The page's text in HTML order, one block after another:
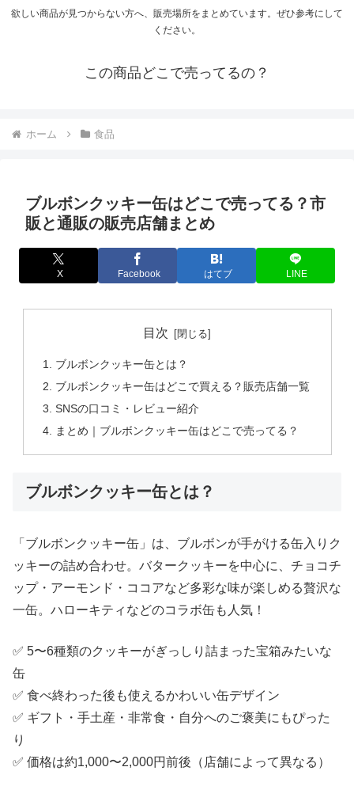
欲しい商品が見つからない方へ、販売場所をまとめています。ぜひ参考にして
ください。
この商品どこで売ってるの？
ホーム 食品
ブルボンクッキー缶はどこで売ってる？市
販と通販の販売店舗まとめ
X Facebook はてブ LINE
目次
ブルボンクッキー缶とは？
ブルボンクッキー缶はどこで買える？販売店舗一覧
SNSの口コミ・レビュー紹介
まとめ｜ブルボンクッキー缶はどこで売ってる？
ブルボンクッキー缶とは？
「ブルボンクッキー缶」は、ブルボンが手がける缶入りク
ッキーの詰め合わせ。バタークッキーを中心に、チョコチ
ップ・アーモンド・ココアなど多彩な味が楽しめる贅沢な
一缶。ハローキティなどのコラボ缶も人気！
✅ 5〜6種類のクッキーがぎっしり詰まった宝箱みたいな
缶
✅ 食べ終わった後も使えるかわいい缶デザイン
✅ ギフト・手土産・非常食・自分へのご褒美にもぴった
り
✅ 価格は約1,000〜2,000円前後（店舗によって異なる）